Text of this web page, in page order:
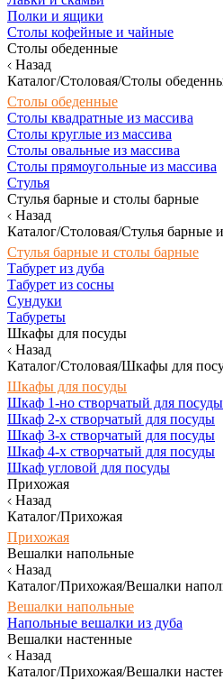
Полки и ящики
Столы кофейные и чайные
Столы обеденные
Назад
Каталог/Столовая/Столы
Столы обеденные
Столы квадратные из массива
Столы круглые из массива
Столы овальные из массива
Столы прямоугольные из массива
Стулья
Стулья барные и столы барные
Назад
Каталог/Столовая/Стулья барные
Стулья барные и столы барные
Табурет из дуба
Табурет из сосны
Сундуки
Табуреты
Шкафы для посуды
Назад
Каталог/Столовая/Шкафы для
Шкафы для посуды
Шкаф 1-но створчатый для посуды
Шкаф 2-х створчатый для посуды
Шкаф 3-х створчатый для посуды
Шкаф 4-х створчатый для посуды
Шкаф угловой для посуды
Прихожая
Назад
Каталог/Прихожая
Прихожая
Вешалки напольные
Назад
Каталог/Прихожая/Вешалки
Вешалки напольные
Напольные вешалки из дуба
Вешалки настенные
Назад
Каталог/Прихожая/Вешалки